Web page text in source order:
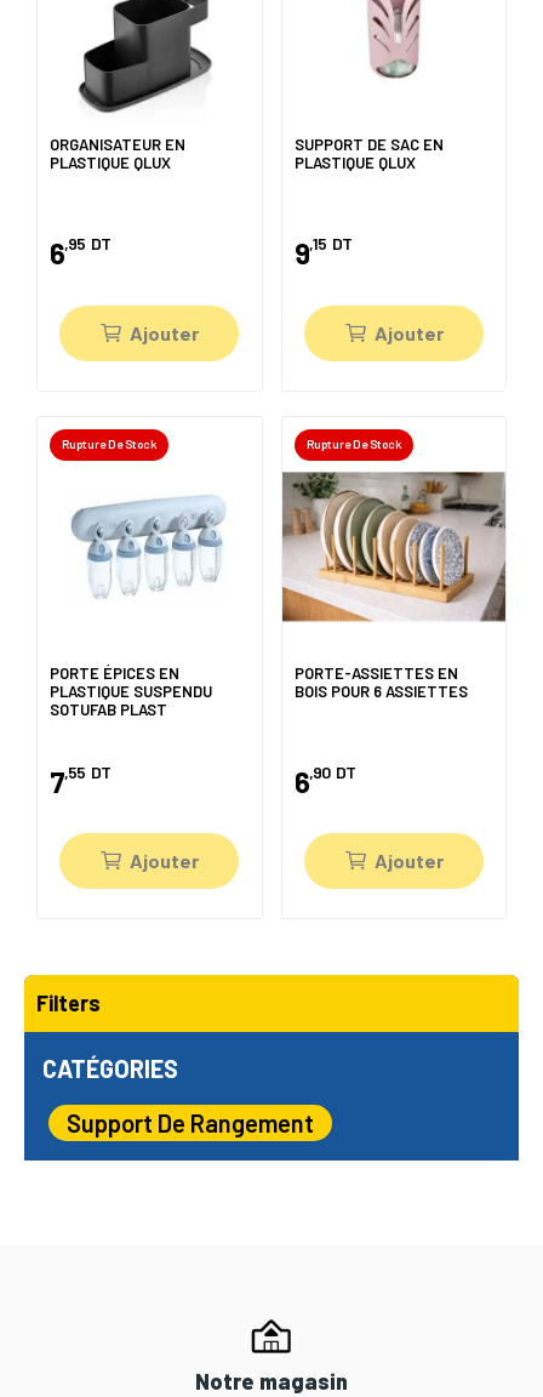
Filters
CATÉGORIES
Support De Rangement
ORGANISATEUR EN
PLASTIQUE QLUX
6,95 DT
Ajouter
SUPPORT DE SAC EN
PLASTIQUE QLUX
9,15 DT
Ajouter
Rupture De Stock
PORTE ÉPICES EN
PLASTIQUE SUSPENDU
SOTUFAB PLAST
7,55 DT
Ajouter
Rupture De Stock
PORTE-ASSIETTES EN
BOIS POUR 6 ASSIETTES
6,90 DT
Ajouter
Notre magasin